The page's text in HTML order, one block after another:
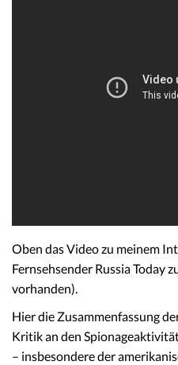
Oben das Video zu meinem
Fernsehsender Russia Today
vorhanden).
Hier die Zusammenfassung
Kritik an den
– insbesondere der